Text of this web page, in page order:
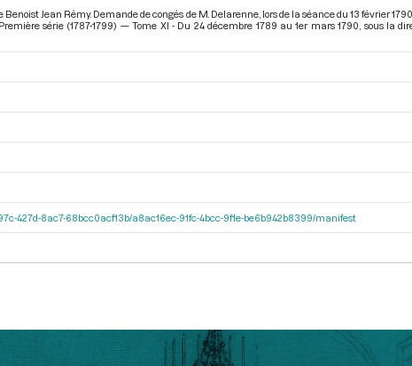
Jean Rémy. Demande de congés de M. Delarenne, lors de la séance du 13 février
série (1787-1799) — Tome XI - Du 24 décembre 1789 au 1er mars 1790 , sous la
427d-8ac7-68bcc0acf13b/a8ac16ec-91fc-4bcc-9f1e-be6b942b8399/manifest